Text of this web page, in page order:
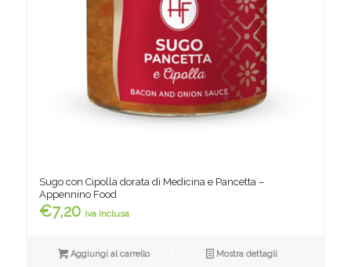
Sugo con Cipolla dorata di Medicina e Pancetta –
Appennino Food
€7,20 iva inclusa
Aggiungi al carrello Mostra dettagli